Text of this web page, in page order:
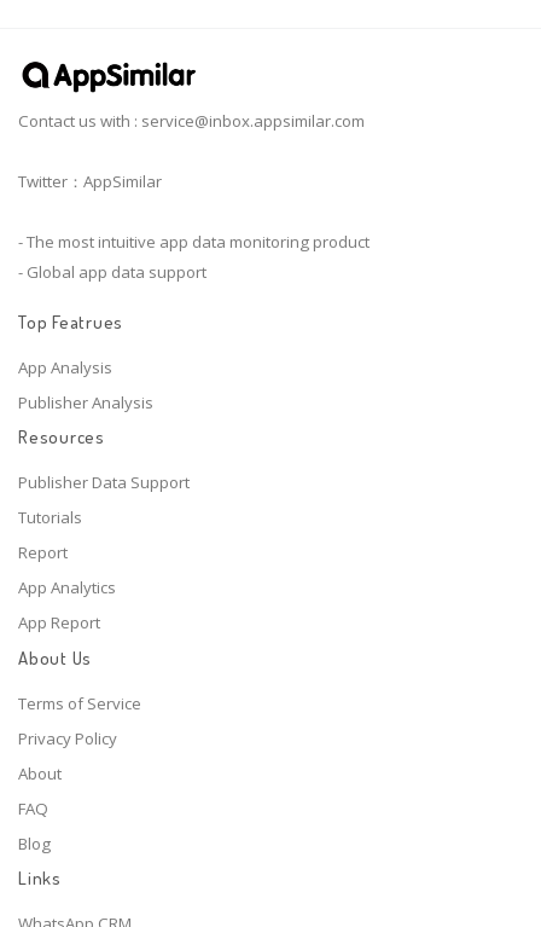
Contact us with : service@inbox.appsimilar.com
Twitter：AppSimilar
- The most intuitive app data monitoring product
- Global app data support
Top Featrues
App Analysis
Publisher Analysis
Resources
Publisher Data Support
Tutorials
Report
App Analytics
App Report
About Us
Terms of Service
Privacy Policy
About
FAQ
Blog
Links